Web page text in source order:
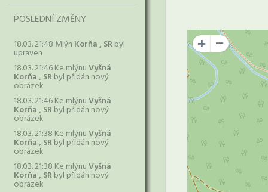
POSLEDNÍ ZMĚNY
18.03. 21:48 Mlýn Korňa , SRbyl
upraven
18.03. 21:46 Ke mlýnuVyšná
Korňa , SRbyl přidán nový
obrázek
18.03. 21:46 Ke mlýnuVyšná
Korňa , SRbyl přidán nový
obrázek
18.03. 21:38 Ke mlýnuVyšná
Korňa , SRbyl přidán nový
obrázek
18.03. 21:38 Ke mlýnuVyšná
Korňa , SRbyl přidán nový
obrázek
+